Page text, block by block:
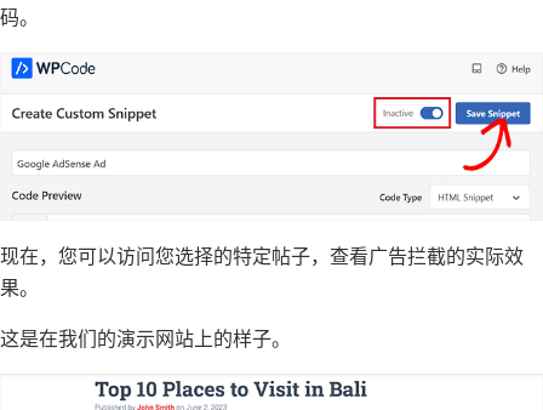
码。
现在，您可以访问您选择的特定帖子，查看广告拦截的实际效
果。
这是在我们的演示网站上的样子。